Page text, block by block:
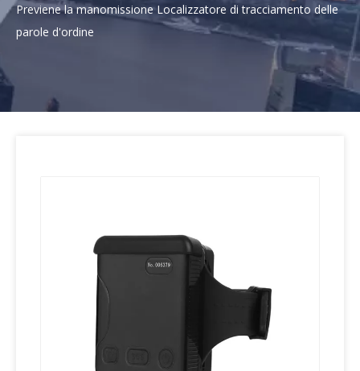
Previene la manomissione Localizzatore di tracciamento delle
parole d'ordine